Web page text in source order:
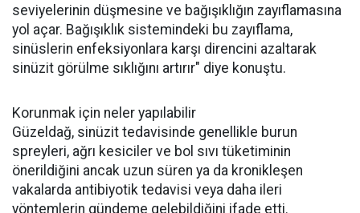
seviyelerinin düşmesine ve bağışıklığın zayıflamasına
yol açar. Bağışıklık sistemindeki bu zayıflama,
sinüslerin enfeksiyonlara karşı direncini azaltarak
sinüzit görülme sıklığını artırır" diye konuştu.
Korunmak için neler yapılabilir
Güzeldağ, sinüzit tedavisinde genellikle burun
spreyleri, ağrı kesiciler ve bol sıvı tüketiminin
önerildiğini ancak uzun süren ya da kronikleşen
vakalarda antibiyotik tedavisi veya daha ileri
yöntemlerin gündeme gelebildiğini ifade etti.